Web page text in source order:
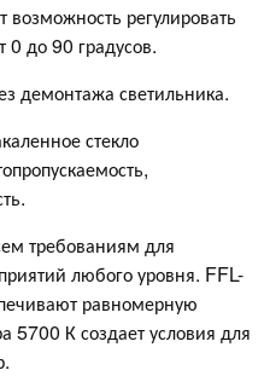
регулировать
0 до 90 градусов.
демонтажа светильника.
стекло
требованиям для
любого уровня. FFL-
равномерную
5700 К создает условия для